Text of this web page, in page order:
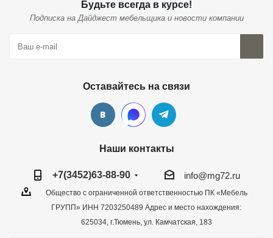
Будьте всегда в курсе!
Подписка на Дайджест мебельщика и новости компании
Оставайтесь на связи
Наши контакты
+7(3452)63-88-90 info@mg72.ru
Общество с ограниченной ответственностью ПК «Мебель
ГРУПП» ИНН 7203250489 Адрес и место нахождения:
625034, г.Тюмень, ул. Камчатская, 183